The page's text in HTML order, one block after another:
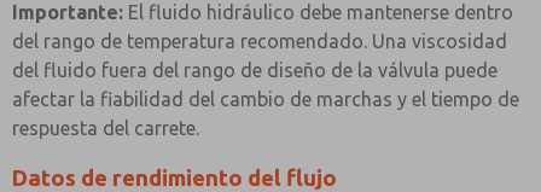
Importante: El fluido hidráulico debe mantenerse dentro
del rango de temperatura recomendado. Una viscosidad
del fluido fuera del rango de diseño de la válvula puede
afectar la fiabilidad del cambio de marchas y el tiempo de
respuesta del carrete.
Datos de rendimiento del flujo